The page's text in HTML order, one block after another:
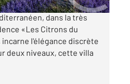
Canadel-sur-Mer Au
dans la très
«Les Citrons du
incarne l'élégance discrète
deux niveaux, cette villa